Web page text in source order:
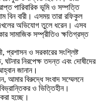
পারিবারিক ভূমি ও সম্পত্তি
বিন বারী। এসময় তারা রফিকুল
দখলের অভিযোগ তুলে ধরেন। এসব
সামাজিক সম্প্রীতিও ক্ষতিগ্রস্ত
প্রশাসন ও সরকারের সংশ্লিষ্ট
ঘটনার নিরপেক্ষ তদন্ত এবং দোষীদের
জানান।
আমার বিরুদ্ধে সংবাদ সম্মেলনে
ও ভিত্তিহীন।
হচ্ছে।